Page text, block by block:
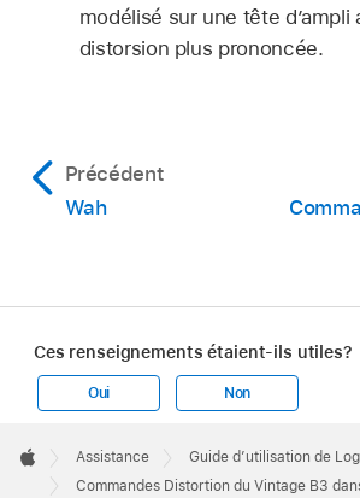
modélisé sur une tête d’ampli
distorsion plus prononcée.
Précédent
Wah
Ces renseignements étaient-ils utiles?
Oui Non
Footer

Apple
Assistance
Guide d’utilisation de
Commandes Distortion du Vintage B3